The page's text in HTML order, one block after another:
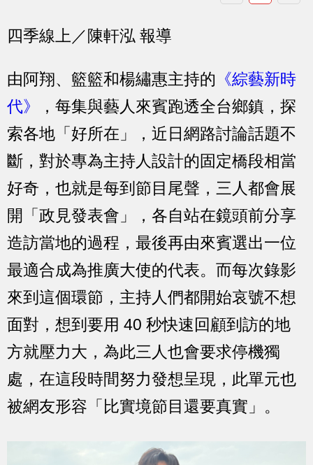
四季線上／陳軒泓 報導
由阿翔、籃籃和楊繡惠主持的 《綜藝新時
代》
，每集與藝人來賓跑透全台鄉鎮，探
索各地「好所在」，近日網路討論話題不
斷，對於專為主持人設計的固定橋段相當
好奇，也就是每到節目尾聲，三人都會展
開「政見發表會」，各自站在鏡頭前分享
造訪當地的過程，最後再由來賓選出一位
最適合成為推廣大使的代表。而每次錄影
來到這個環節，主持人們都開始哀號不想
面對，想到要用 40 秒快速回顧到訪的地
方就壓力大，為此三人也會要求停機獨
處，在這段時間努力發想呈現，此單元也
被網友形容「比實境節目還要真實」。